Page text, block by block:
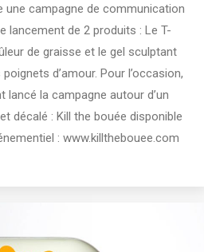
une campagne de communication
lancement de 2 produits : Le T-
de graisse et le gel sculptant
d’amour. Pour l’occasion,
lancé la campagne autour d’un
décalé : Kill the bouée disponible
: www.killthebouee.com